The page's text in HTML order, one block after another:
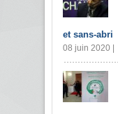
et sans-abri
08 juin 2020 |